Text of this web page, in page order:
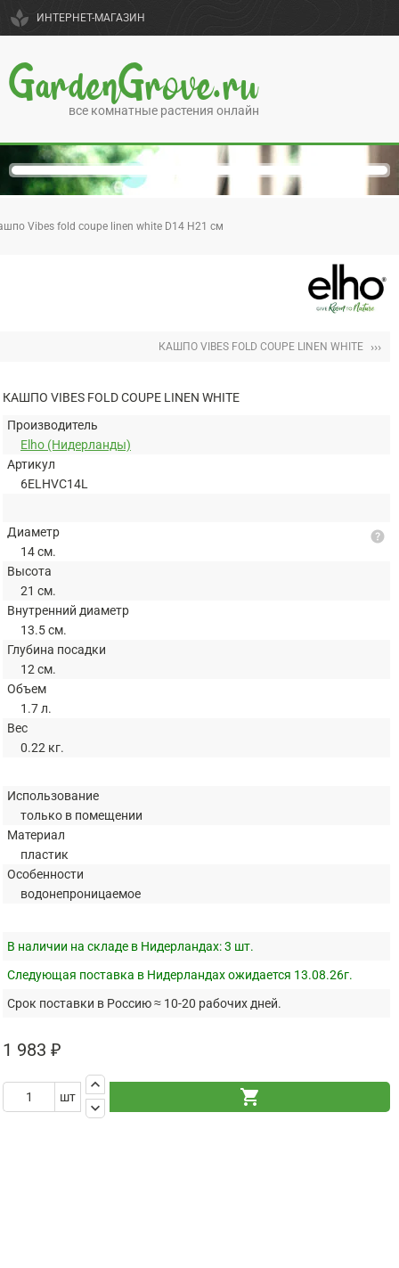
spa ИНТЕРНЕТ-МАГАЗИН
GardenGrove.ru
все комнатные растения онлайн
Vibes fold coupe linen white D14 H21 см
КАШПО VIBES FOLD COUPE LINEN WHITE ›››
КАШПО VIBES FOLD COUPE LINEN WHITE
Производитель
Elho (Нидерланды)
Артикул
6ELHVC14L
Диаметр
14 см.
Высота
21 см.
Внутренний диаметр
13.5 см.
Глубина посадки
12 см.
Объем
1.7 л.
Вес
0.22 кг.
help
Использование
только в помещении
Материал
пластик
Особенности
водонепроницаемое
В наличии на складе в Нидерландах:3 шт.
Следующая поставка в Нидерландах ожидается 13.08.26г.
Срок поставки в Россию ≈ 10-20 рабочих дней.
1 983 ₽
шт
keyboard_arrow_up
keyboard_arrow_down
shopping_cart